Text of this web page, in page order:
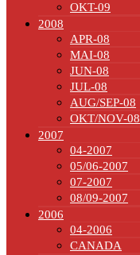
OKT-09
2008
APR-08
MAI-08
JUN-08
JUL-08
AUG/SEP-08
OKT/NOV-08
2007
04-2007
05/06-2007
07-2007
08/09-2007
2006
04-2006
CANADA